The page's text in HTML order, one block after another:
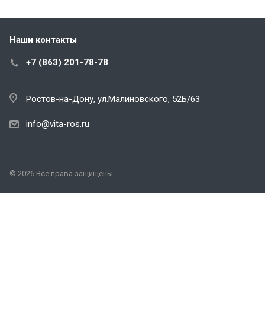
Наши контакты
+7 (863) 201-78-78
Ростов-на-Дону, ул.Малиновского, 52Б/63
info@vita-ros.ru
© 2026 Все права защищены.